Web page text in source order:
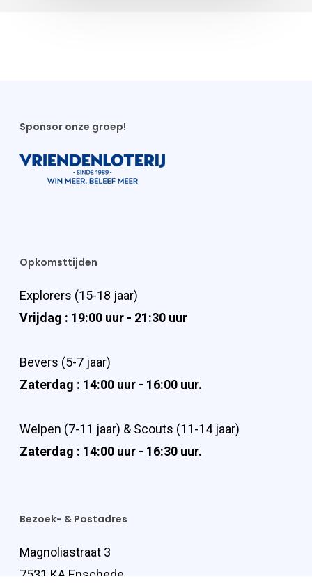
Sponsor onze groep!
Opkomsttijden
Explorers (15-18 jaar)
Vrijdag : 19:00 uur - 21:30 uur
Bevers (5-7 jaar)
Zaterdag : 14:00 uur - 16:00 uur.
Welpen (7-11 jaar) & Scouts (11-14 jaar)
Zaterdag : 14:00 uur - 16:30 uur.
Bezoek- & Postadres
Magnoliastraat 3
7531 KA Enschede